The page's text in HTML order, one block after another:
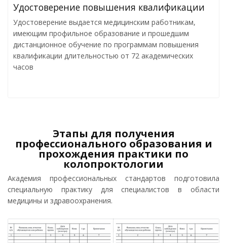
Удостоверение повышения квалификации
Удостоверение выдается медицинским работникам,
имеющим профильное образование и прошедшим
дистанционное обучение по программам повышения
квалификации длительностью от 72 академических
часов
Этапы для получения
профессионального образования и
прохождения практики по
колопроктологии
Академия профессиональных стандартов подготовила
специальную практику для специалистов в области
медицины и здравоохранения.